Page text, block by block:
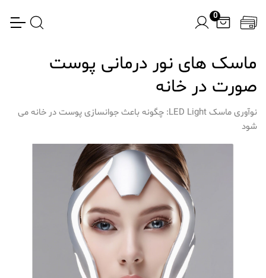
0
ماسک های نور درمانی پوست
صورت در خانه
نوآوری ماسک LED Light: چگونه باعث جوانسازی پوست در خانه می
شود